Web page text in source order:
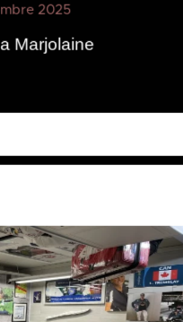
2025
Marjolaine